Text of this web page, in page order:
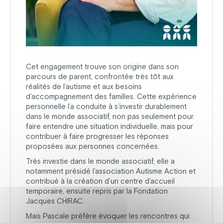
Cet engagement trouve son origine dans son
parcours de parent, confrontée très tôt aux
réalités de l’autisme et aux besoins
d’accompagnement des familles. Cette expérience
personnelle l’a conduite à s’investir durablement
dans le monde associatif, non pas seulement pour
faire entendre une situation individuelle, mais pour
contribuer à faire progresser les réponses
proposées aux personnes concernées.
Très investie dans le monde associatif, elle a
notamment présidé l’association Autisme Action et
contribué à la création d’un centre d’accueil
temporaire, ensuite repris par la Fondation
Jacques CHIRAC.
Mais Pascale préfère évoquer les rencontres qui